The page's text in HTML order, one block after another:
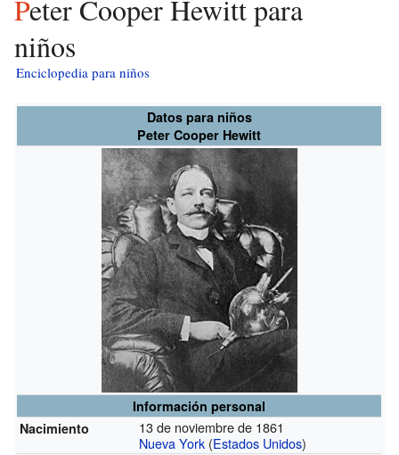
Peter Cooper Hewitt para
niños
Enciclopedia para niños
Datos para niños
Peter Cooper Hewitt
Información personal
Nacimiento
13 de noviembre de 1861
Nueva York (Estados Unidos)